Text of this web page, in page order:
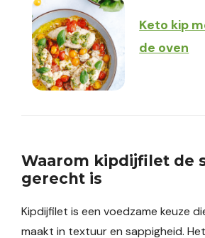
Keto kip
de oven
Waarom kipdijfilet de
gerecht is
Kipdijfilet is een voedzame keuze
maakt in textuur en sappigheid.